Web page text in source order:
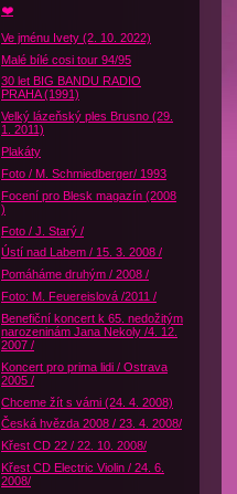
❤️
Ve jménu Ivety (2. 10. 2022)
Malé bílé cosi tour 94/95
30 let BIG BANDU RADIO
PRAHA (1991)
Velký lázeňský ples Brusno (29.
1. 2011)
Plakáty
Foto / M. Schmiedberger/ 1993
Focení pro Blesk magazín (2008
)
Foto / J. Starý /
Ústí nad Labem / 15. 3. 2008 /
Pomáháme druhým / 2008 /
Foto: M. Feuereislová /2011 /
Benefiční koncert k 65. nedožitým
narozeninám Jana Nekoly /4. 12.
2007 /
Koncert pro prima lidi / Ostrava
2005 /
Chceme žít s vámi (24. 4. 2008)
Česká hvězda 2008 / 23. 4. 2008/
Křest CD 22 / 22. 10. 2008/
Křest CD Electric Violin / 24. 6.
2008/